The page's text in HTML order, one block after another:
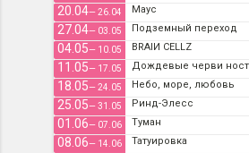
20.04— 26.04 Маус
27.04— 03.05 Подземный переход
04.05— 10.05 BRAIИ CELLZ
11.05— 17.05 Дождевые черви
18.05— 24.05 Небо, море, любовь
25.05— 31.05 Ринд-Элесс
01.06— 07.06 Туман
08.06— 14.06 Татуировка